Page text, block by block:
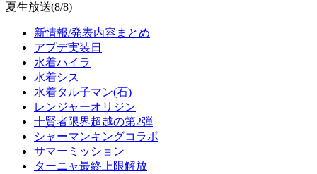
夏生放送(8/8)
新情報/発表内容まとめ
アプデ実装日
水着ハイラ
水着シス
水着タル子マン(石)
レンジャーオリジン
十賢者限界超越の第2弾
シャーマンキングコラボ
サマーミッション
ターニャ最終上限解放